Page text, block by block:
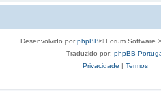
Desenvolvido porphpBB® Forum Software
Traduzido por: phpBB
Privacidade | Termos